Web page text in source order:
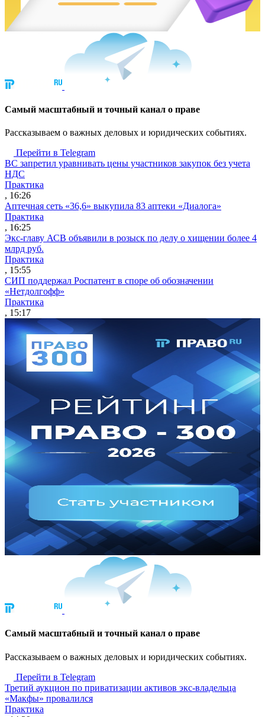
Cамый масштабный и точный канал о праве
Рассказываем о важных деловых и юридических событиях.
Перейти в Telegram
ВС запретил уравнивать цены участников закупок без учета
НДС
Практика
, 16:26
Аптечная сеть «36,6» выкупила 83 аптеки «Диалога»
Практика
, 16:25
Экс-главу АСВ объявили в розыск по делу о хищении более 4
млрд руб.
Практика
, 15:55
СИП поддержал Роспатент в споре об обозначении
«Нетдолгофф»
Практика
, 15:17
Cамый масштабный и точный канал о праве
Рассказываем о важных деловых и юридических событиях.
Перейти в Telegram
Третий аукцион по приватизации активов экс-владельца
«Макфы» провалился
Практика